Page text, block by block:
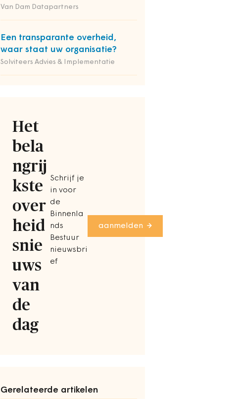
Van Dam Datapartners
Een transparante overheid,
waar staat uw organisatie?
Solviteers Advies & Implementatie
Het
bela
ngrij
kste
over
heid
snie
uws
van
de
dag
Schrijf je
in voor
de
Binnenla
nds
Bestuur
nieuwsbri
ef
aanmelden
Gerelateerde artikelen